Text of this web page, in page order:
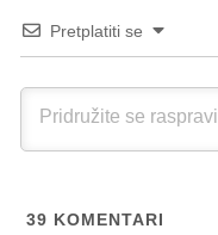
Pretplatiti se
39 KOMENTARI